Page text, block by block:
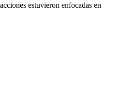
estuvieron enfocadas en